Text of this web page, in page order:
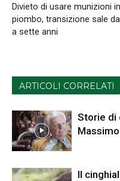
Divieto di usare munizioni in
piombo, transizione sale
a sette anni
ARTICOLI CORRELATI
Storie di
Il